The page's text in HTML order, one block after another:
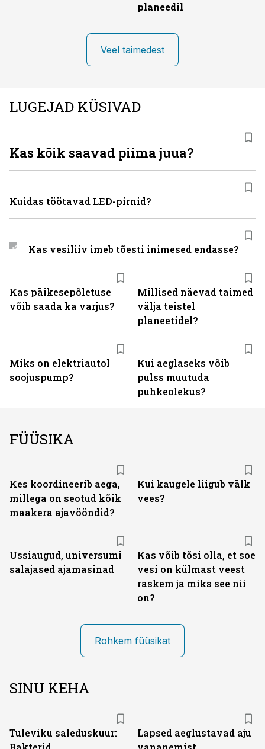
planeedil
Veel taimedest
LUGEJAD KÜSIVAD
Kas päikesepõletuse
võib saada ka varjus?
Millised näevad taimed
välja teistel
planeetidel?
Miks on elektriautol
soojuspump?
Kui aeglaseks võib
pulss muutuda
puhkeolekus?
Kas kõik saavad piima juua?
Kuidas töötavad LED-pirnid?
Kas vesiliiv imeb tõesti inimesed endasse?
FÜÜSIKA
Kes koordineerib aega,
millega on seotud kõik
maakera ajavööndid?
Kui kaugele liigub välk
vees?
Ussiaugud, universumi
salajased ajamasinad
Kas võib tõsi olla, et soe
vesi on külmast veest
raskem ja miks see nii
on?
Rohkem füüsikat
SINU KEHA
Tuleviku saleduskuur:
Lapsed aeglustavad aju